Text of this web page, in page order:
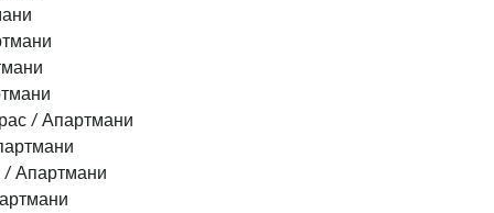
/ Апартмани
Апартмани